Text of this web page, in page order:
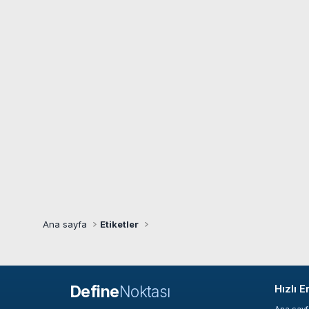
Ana sayfa Etiketler
DefineNoktası Hızlı